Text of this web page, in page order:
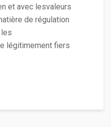
et avec lesvaleurs
de régulation
légitimement fiers